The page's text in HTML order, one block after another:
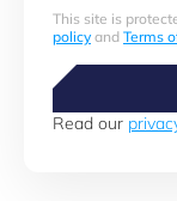
This site is
policyand Terms
Read our